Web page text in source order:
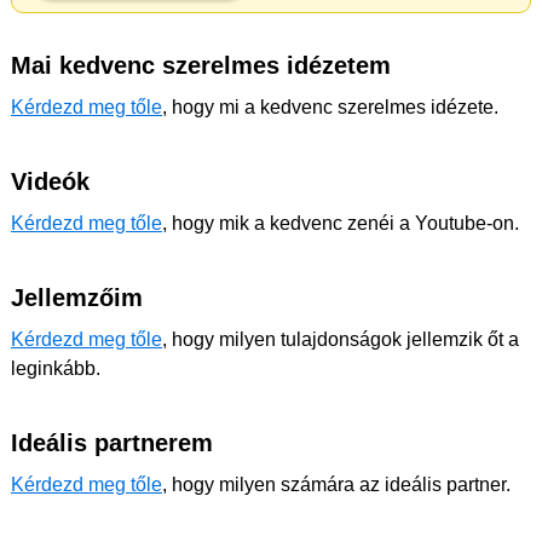
Mai kedvenc szerelmes idézetem
Kérdezd meg tőle, hogy mi a kedvenc szerelmes idézete.
Videók
Kérdezd meg tőle, hogy mik a kedvenc zenéi a Youtube-on.
Jellemzőim
Kérdezd meg tőle, hogy milyen tulajdonságok jellemzik őt a
leginkább.
Ideális partnerem
Kérdezd meg tőle, hogy milyen számára az ideális partner.